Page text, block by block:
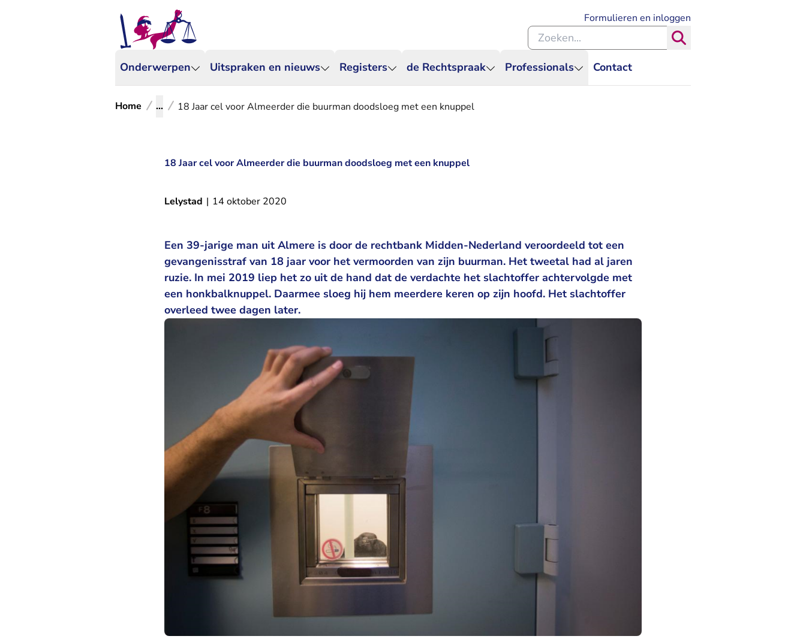
Onderwerpen Uitspraken en nieuws Registers de Rechtspraak Professionals Contact
Formulieren en inloggen
Zoeken binnen de Rechtspraak
Home ... 18 Jaar cel voor Almeerder die buurman doodsloeg met een knuppel
18 Jaar cel voor Almeerder die buurman doodsloeg met een knuppel
Lelystad | 14 oktober 2020
Een 39-jarige man uit Almere is door de rechtbank Midden-Nederland veroordeeld tot een
gevangenisstraf van 18 jaar voor het vermoorden van zijn buurman. Het tweetal had al jaren
ruzie. In mei 2019 liep het zo uit de hand dat de verdachte het slachtoffer achtervolgde met
een honkbalknuppel. Daarmee sloeg hij hem meerdere keren op zijn hoofd. Het slachtoffer
overleed twee dagen later.